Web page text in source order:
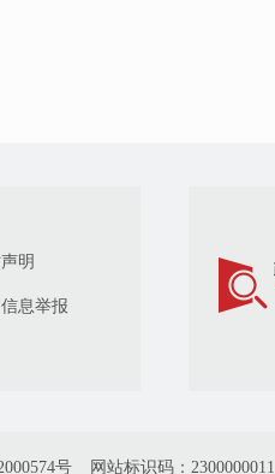
明
息举报
号 网站标识码：2300000011